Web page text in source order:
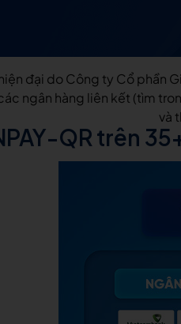
đại do Công ty Cổ phần
ngân hàng liên kết (tìm
và
QR trên